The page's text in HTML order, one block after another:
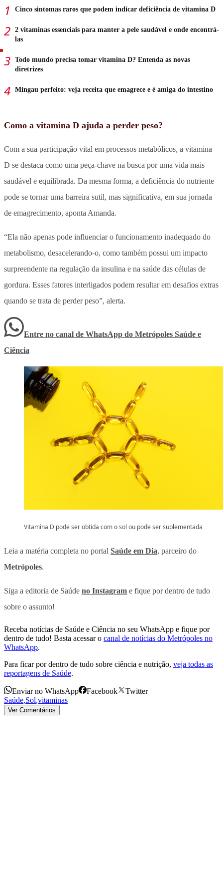
Cinco sintomas raros que podem indicar deficiência de vitamina D
2 vitaminas essenciais para manter a pele saudável e onde encontrá-
las
Todo mundo precisa tomar vitamina D? Entenda as novas
diretrizes
Mingau perfeito: veja receita que emagrece e é amiga do intestino
Como a vitamina D ajuda a perder peso?
Com a sua participação vital em processos metabólicos, a vitamina
D se destaca como uma peça-chave na busca por uma vida mais
saudável e equilibrada. Da mesma forma, a deficiência do nutriente
pode se tornar uma barreira sutil, mas significativa, em sua jornada
de emagrecimento, aponta Amanda.
“Ela não apenas pode influenciar o funcionamento inadequado do
metabolismo, desacelerando-o, como também possui um impacto
surpreendente na regulação da insulina e na saúde das células de
gordura. Esses fatores interligados podem resultar em desafios extras
quando se trata de perder peso”, alerta.
Entre no canal de WhatsApp do Metrópoles Saúde e
Ciência
Vitamina D pode ser obtida com o sol ou pode ser suplementada
Leia a matéria completa no portal Saúde em Dia, parceiro do
Metrópoles.
Siga a editoria de Saúde no Instagram e fique por dentro de tudo
sobre o assunto!
Receba notícias de Saúde e Ciência no seu WhatsApp e fique por
dentro de tudo! Basta acessar o canal de notícias do Metrópoles no
WhatsApp.
Para ficar por dentro de tudo sobre ciência e nutrição, veja todas as
reportagens de Saúde.
Enviar no WhatsApp Facebook
Twitter
Saúde,Sol,vitaminas
Ver Comentários